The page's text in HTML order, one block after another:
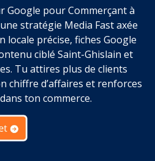
Google pour Commerçant à
stratégie Media Fast axée
locale précise, fiches Google
ciblé Saint-Ghislain et
Tu attires plus de clients
chiffre d’affaires et renforces
ton commerce.